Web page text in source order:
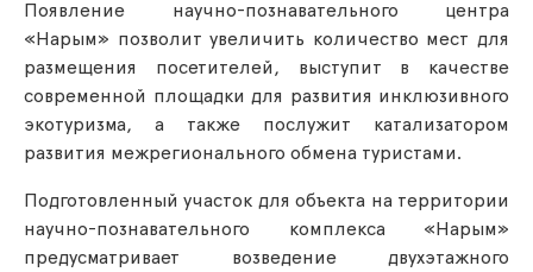
Появление научно-познавательного центра
«Нарым» позволит увеличить количество мест для
размещения посетителей, выступит в качестве
современной площадки для развития инклюзивного
экотуризма, а также послужит катализатором
развития межрегионального обмена туристами.
Подготовленный участок для объекта на территории
научно-познавательного комплекса «Нарым»
предусматривает возведение двухэтажного